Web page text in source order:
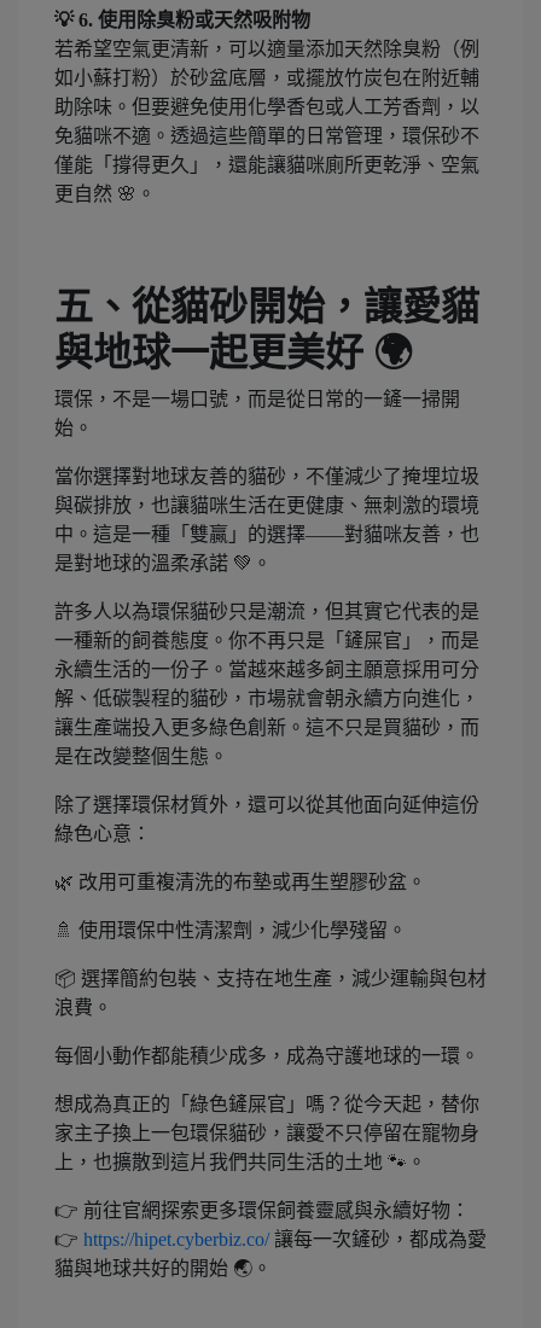
💡 6. 使用除臭粉或天然吸附物
若希望空氣更清新，可以適量添加天然除臭粉（例
如小蘇打粉）於砂盆底層，或擺放竹炭包在附近輔
助除味。但要避免使用化學香包或人工芳香劑，以
免貓咪不適。透過這些簡單的日常管理，環保砂不
僅能「撐得更久」，還能讓貓咪廁所更乾淨、空氣
更自然 🌸。
五、從貓砂開始，讓愛貓
與地球一起更美好 🌍
環保，不是一場口號，而是從日常的一鏟一掃開
始。
當你選擇對地球友善的貓砂，不僅減少了掩埋垃圾
與碳排放，也讓貓咪生活在更健康、無刺激的環境
中。這是一種「雙贏」的選擇——對貓咪友善，也
是對地球的溫柔承諾 💚。
許多人以為環保貓砂只是潮流，但其實它代表的是
一種新的飼養態度。你不再只是「鏟屎官」，而是
永續生活的一份子。當越來越多飼主願意採用可分
解、低碳製程的貓砂，市場就會朝永續方向進化，
讓生產端投入更多綠色創新。這不只是買貓砂，而
是在改變整個生態。
除了選擇環保材質外，還可以從其他面向延伸這份
綠色心意：
🌿 改用可重複清洗的布墊或再生塑膠砂盆。
🚿 使用環保中性清潔劑，減少化學殘留。
📦 選擇簡約包裝、支持在地生產，減少運輸與包材
浪費。
每個小動作都能積少成多，成為守護地球的一環。
想成為真正的「綠色鏟屎官」嗎？從今天起，替你
家主子換上一包環保貓砂，讓愛不只停留在寵物身
上，也擴散到這片我們共同生活的土地 🐾。
👉 前往官網探索更多環保飼養靈感與永續好物：
👉 https://hipet.cyberbiz.co/讓每一次鏟砂，都成為愛
貓與地球共好的開始 🌏。